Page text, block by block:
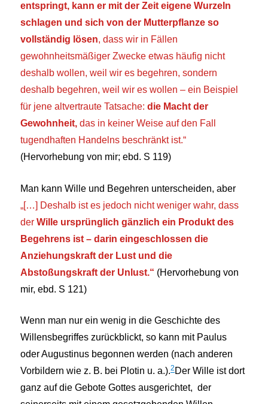
entspringt, kann er mit der Zeit eigene Wurzeln
schlagen und sich von der Mutterpflanze so
vollständig lösen, dass wir in Fällen
gewohnheitsmäßiger Zwecke etwas häufig nicht
deshalb wollen, weil wir es begehren, sondern
deshalb begehren, weil wir es wollen – ein Beispiel
für jene altvertraute Tatsache:die Macht der
Gewohnheit, das in keiner Weise auf den Fall
tugendhaften Handelns beschränkt ist.“
(Hervorhebung von mir; ebd. S 119)
Man kann Wille und Begehren unterscheiden, aber
„[…] Deshalb ist es jedoch nicht weniger wahr, dass
derWille ursprünglich gänzlich ein Produkt des
Begehrens ist – darin eingeschlossen die
Anziehungskraft der Lust und die
Abstoßungskraft der Unlust.“ (Hervorhebung von
mir, ebd. S 121)
Wenn man nur ein wenig in die Geschichte des
Willensbegriffes zurückblickt, so kann mit Paulus
oder Augustinus begonnen werden (nach anderen
Vorbildern wie z. B. bei Plotin u. a.).2 Der Wille ist dort
ganz auf die Gebote Gottes ausgerichtet, der